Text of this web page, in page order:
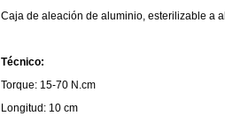
Caja de aleación de aluminio, esterilizable a
Técnico:
Torque: 15-70 N.cm
Longitud: 10 cm